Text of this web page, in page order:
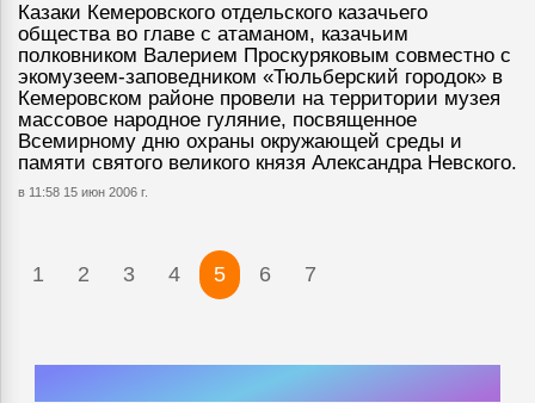
Казаки Кемеровского отдельского казачьего
общества во главе с атаманом, казачьим
полковником Валерием Проскуряковым совместно с
экомузеем-заповедником «Тюльберский городок» в
Кемеровском районе провели на территории музея
массовое народное гуляние, посвященное
Всемирному дню охраны окружающей среды и
памяти святого великого князя Александра Невского.
в 11:58 15 июн 2006 г.
1 2 3 4 5 6 7